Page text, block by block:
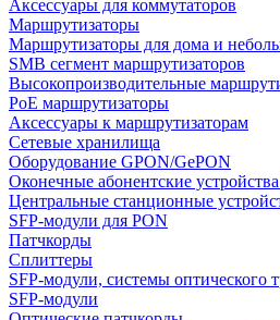
Аксессуары для коммутаторов
Маршрутизаторы
Маршрутизаторы для дома и
SMB сегмент маршрутизаторов
Высокопроизводительные
PoE маршрутизаторы
Аксессуары к маршрутизаторам
Сетевые хранилища
Оборудование GPON/GePON
Оконечные абонентские
Центральные станционные
SFP-модули для PON
Патчкорды
Сплиттеры
SFP-модули, системы оптического
SFP-модули